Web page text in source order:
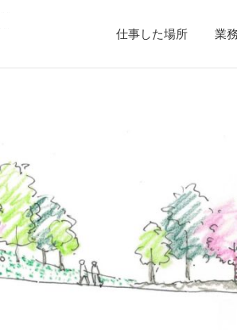
仕事した場所 業